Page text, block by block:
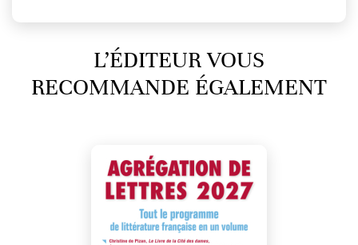
L’ÉDITEUR VOUS
RECOMMANDE ÉGALEMENT